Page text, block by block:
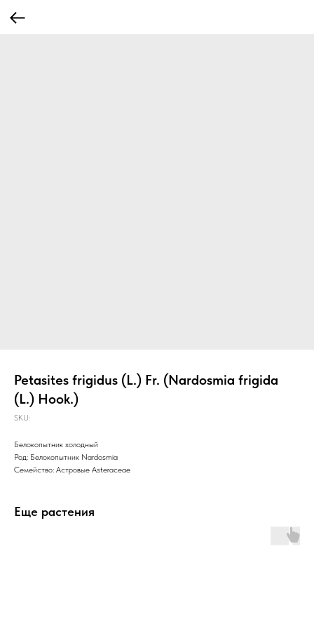
Petasites frigidus (L.) Fr. (Nardosmia frigida
(L.) Hook.)
SKU:
Белокопытник холодный
Род: Белокопытник Nardosmia
Семейство: Астровые Asteraceae
Еще растения